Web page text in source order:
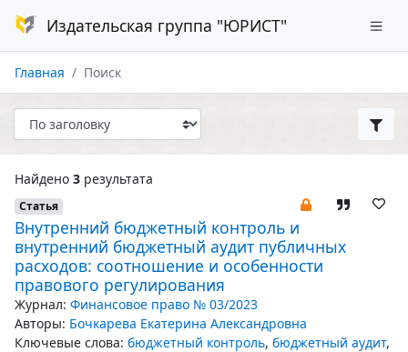
Издательская группа "ЮРИСТ"
Главная Поиск
Найдено 3 результата
Статья
Внутренний бюджетный контроль и
внутренний бюджетный аудит публичных
расходов: соотношение и особенности
правового регулирования
Журнал: Финансовое право № 03/2023
Авторы: Бочкарева Екатерина Александровна
Ключевые слова: бюджетный контроль, бюджетный аудит,